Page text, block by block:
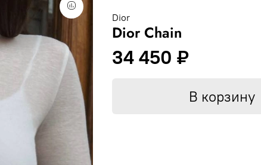
Dior
Dior Chain
34 450 ₽
В корзину